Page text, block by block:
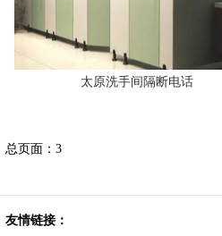
太原洗手间隔断电话
总页面：3
友情链接：